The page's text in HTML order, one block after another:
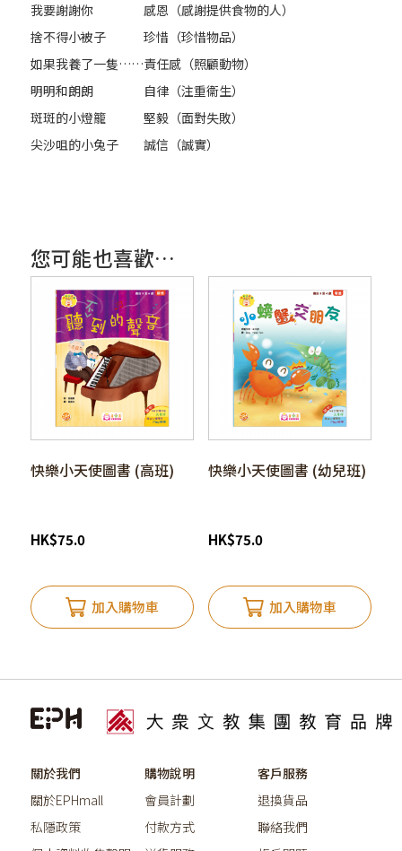
我要謝謝你
感恩（感謝提供食物的人）
捨不得小被子
珍惜（珍惜物品）
如果我養了一隻……責任感（照顧動物）
明明和朗朗
自律（注重衞生）
斑斑的小燈籠
堅毅（面對失敗）
尖沙咀的小兔子
誠信（誠實）
您可能也喜歡…
快樂小天使圖書 (高班)
HK$75.0
加入購物車
快樂小天使圖書 (幼兒班)
HK$75.0
加入購物車
關於我們
關於EPHmall
私隱政策
購物說明
會員計劃
付款方式
客戶服務
退換貨品
聯絡我們